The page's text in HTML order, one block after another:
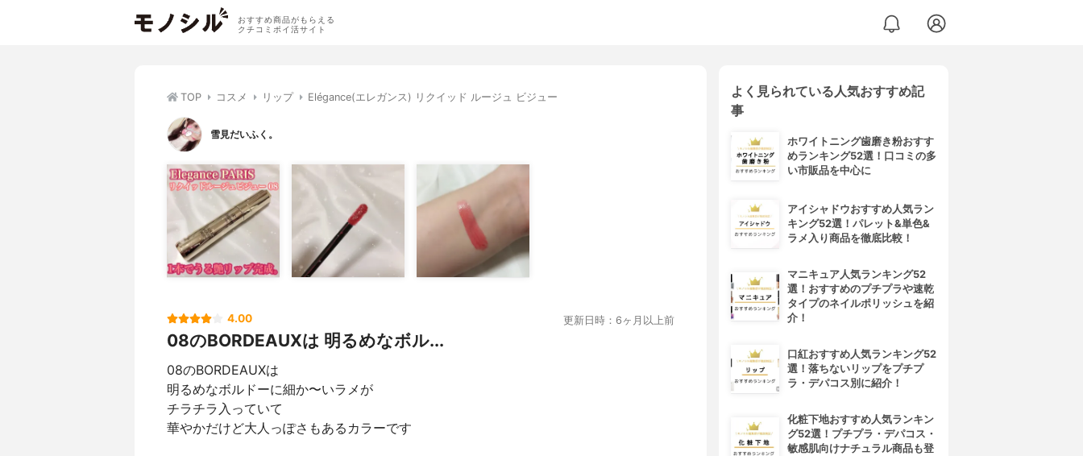
おすすめ商品がもらえる
クチコミポイ活サイト
TOP コスメ リップ Elégance(エレガンス) リクイッド ルージュ ビジュー
雪見だいふく。
4.00 更新日時：6ヶ月以上前
08のBORDEAUXは 明るめなボル...
08のBORDEAUXは
明るめなボルドーに細か〜いラメが
チラチラ入っていて
華やかだけど大人っぽさもあるカラーです
よく見られている人気おすすめ記
事
ホワイトニング歯磨き粉おすす
めランキング52選！口コミの多
い市販品を中心に
アイシャドウおすすめ人気ラン
キング52選！パレット&単色&
ラメ入り商品を徹底比較！
マニキュア人気ランキング52
選！おすすめのプチプラや速乾
タイプのネイルポリッシュを紹
介！
口紅おすすめ人気ランキング52
選！落ちないリップをプチプ
ラ・デパコス別に紹介！
化粧下地おすすめ人気ランキン
グ52選！プチプラ・デパコス・
敏感肌向けナチュラル商品も登